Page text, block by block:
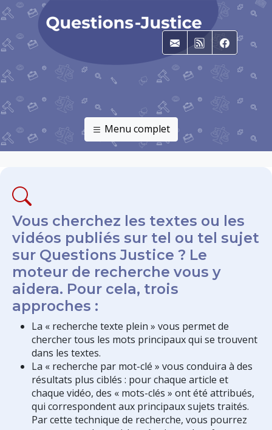
E-mailRSS
Menu complet
Vous cherchez les textes ou les
vidéos publiés sur tel ou tel sujet
sur Questions Justice ? Le
moteur de recherche vous y
aidera. Pour cela, trois
approches :
La « recherche texte plein » vous permet de
chercher tous les mots principaux qui se trouvent
dans les textes.
La « recherche par mot-clé » vous conduira à des
résultats plus ciblés : pour chaque article et
chaque vidéo, des « mots-clés » ont été attribués,
qui correspondent aux principaux sujets traités.
Par cette technique de recherche, vous pourrez